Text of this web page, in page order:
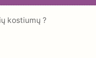
kostiumų ?